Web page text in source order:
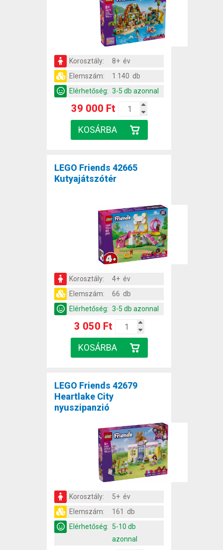
Korosztály:
8+ év
Elemszám:
1 140 db
Elérhetőség: 3-5 db azonnal
39 000 Ft
LEGO Friends 42665
Kutyajátszótér
Korosztály:
4+ év
Elemszám:
66 db
Elérhetőség: 3-5 db azonnal
3 050 Ft
LEGO Friends 42679
Heartlake City
nyuszipanzió
Korosztály:
5+ év
Elemszám:
161 db
Elérhetőség: 5-10 db
azonnal